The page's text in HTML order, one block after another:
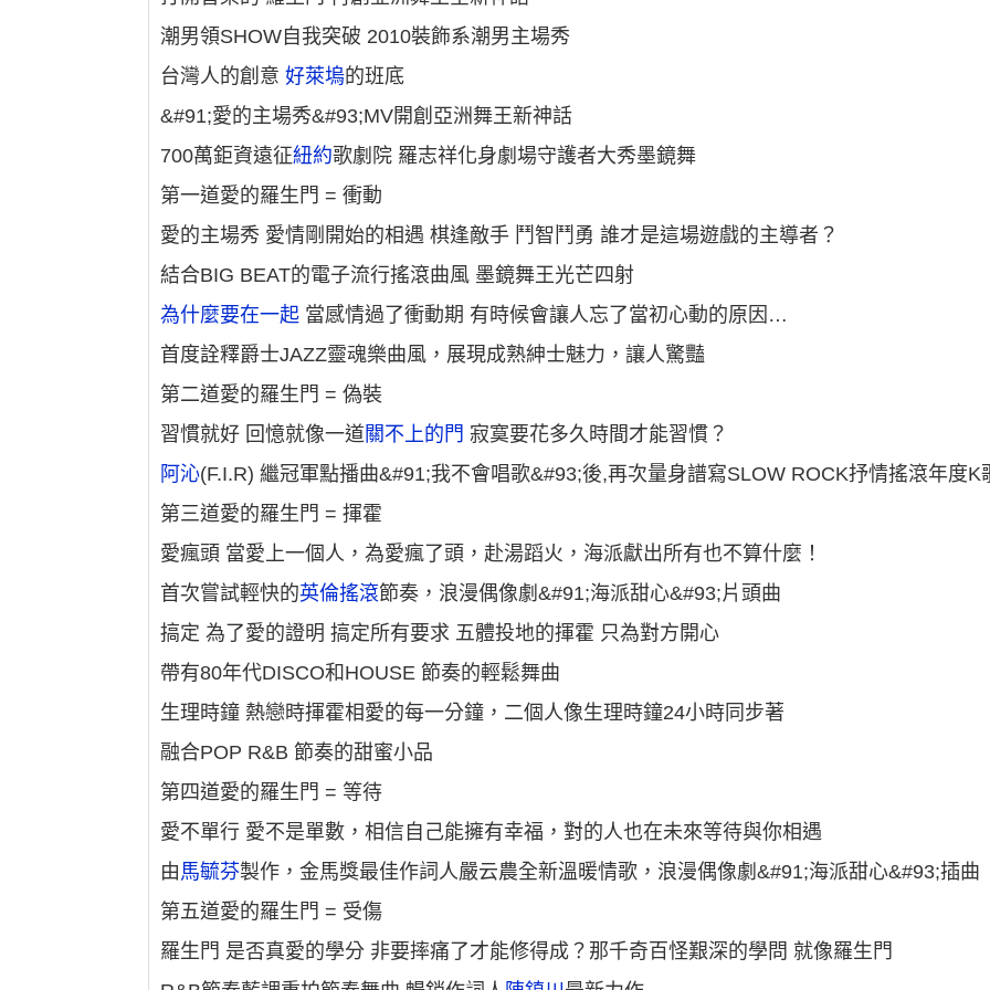
潮男領SHOW自我突破 2010裝飾系潮男主場秀
台灣人的創意好萊塢的班底
&#91;愛的主場秀&#93;MV開創亞洲舞王新神話
700萬鉅資遠征紐約歌劇院 羅志祥化身劇場守護者大秀墨鏡舞
第一道愛的羅生門 = 衝動
愛的主場秀 愛情剛開始的相遇 棋逢敵手 鬥智鬥勇 誰才是這場遊戲的主導者？
結合BIG BEAT的電子流行搖滾曲風 墨鏡舞王光芒四射
為什麼要在一起 當感情過了衝動期 有時候會讓人忘了當初心動的原因…
首度詮釋爵士JAZZ靈魂樂曲風，展現成熟紳士魅力，讓人驚豔
第二道愛的羅生門 = 偽裝
習慣就好 回憶就像一道關不上的門 寂寞要花多久時間才能習慣？
阿沁(F.I.R) 繼冠軍點播曲&#91;我不會唱歌&#93;後,再次量身譜寫SLOW ROCK抒情搖滾年度K
第三道愛的羅生門 = 揮霍
愛瘋頭 當愛上一個人，為愛瘋了頭，赴湯蹈火，海派獻出所有也不算什麼！
首次嘗試輕快的英倫搖滾節奏，浪漫偶像劇&#91;海派甜心&#93;片頭曲
搞定 為了愛的證明 搞定所有要求 五體投地的揮霍 只為對方開心
帶有80年代DISCO和HOUSE 節奏的輕鬆舞曲
生理時鐘 熱戀時揮霍相愛的每一分鐘，二個人像生理時鐘24小時同步著
融合POP R&B 節奏的甜蜜小品
第四道愛的羅生門 = 等待
愛不單行 愛不是單數，相信自己能擁有幸福，對的人也在未來等待與你相遇
由馬毓芬製作，金馬獎最佳作詞人嚴云農全新溫暖情歌，浪漫偶像劇&#91;海派甜心&#93;插曲
第五道愛的羅生門 = 受傷
羅生門 是否真愛的學分 非要摔痛了才能修得成？那千奇百怪艱深的學問 就像羅生門